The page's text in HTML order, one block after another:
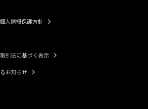
人情報保護方針
引法に基づく表示
お知らせ